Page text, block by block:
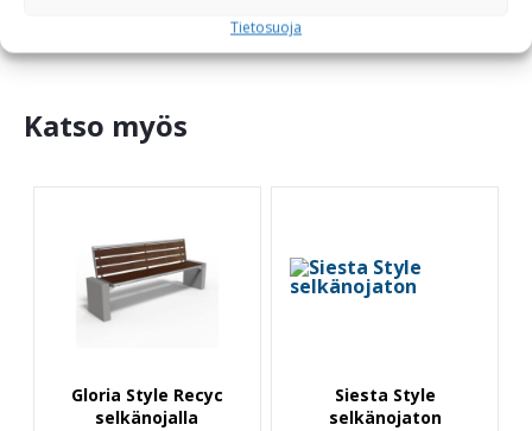
Tietosuoja
Katso myös
Gloria Style Recyc
selkänojalla
Siesta Style
selkänojaton